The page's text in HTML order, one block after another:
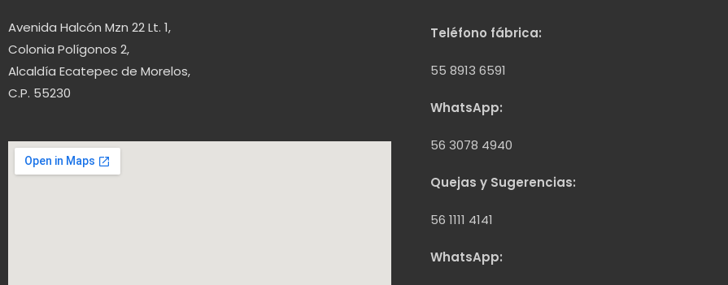
Avenida Halcón Mzn 22 Lt. 1,
Colonia Polígonos 2,
Alcaldía Ecatepec de Morelos,
C.P. 55230
Teléfono fábrica:
55 8913 6591
WhatsApp:
56 3078 4940
Quejas y Sugerencias:
56 1111 4141
WhatsApp: